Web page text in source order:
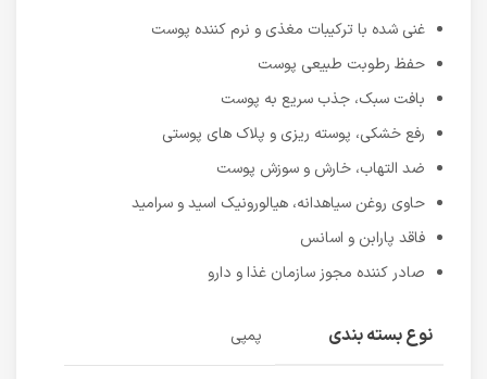
غنی شده با ترکیبات مغذی و نرم کننده پوست
حفظ رطوبت طبیعی پوست
بافت سبک، جذب سریع به پوست
رفع خشکی، پوسته ریزی و پلاک های پوستی
ضد التهاب، خارش و سوزش پوست
حاوی روغن سیاهدانه، هیالورونیک اسید و سرامید
فاقد پارابن و اسانس
صادر کننده مجوز سازمان غذا و دارو
نوع بسته بندی پمپی